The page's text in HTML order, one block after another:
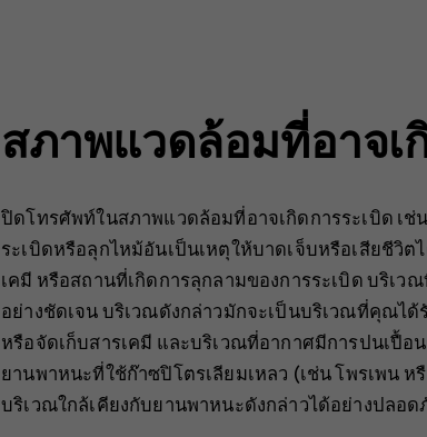
สภาพแวดล้อมที่อาจเ
ปิดโทรศัพท์ในสภาพแวดล้อมที่อาจเกิดการระเบิด เช่
ระเบิดหรือลุกไหม้อันเป็นเหตุให้บาดเจ็บหรือเสียชีวิ
เคมี หรือสถานที่เกิดการลุกลามของการระเบิด บริเว
อย่างชัดเจน บริเวณดังกล่าวมักจะเป็นบริเวณที่คุณไ
หรือจัดเก็บสารเคมี และบริเวณที่อากาศมีการปนเปื้
ยานพาหนะที่ใช้ก๊าซปิโตรเลียมเหลว (เช่น โพรเพน
บริเวณใกล้เคียงกับยานพาหนะดังกล่าวได้อย่างปลอด